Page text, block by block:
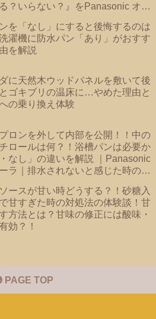
？いらない？』をPanasonic オフ
を「なし」にすると後悔するのは
濯機に防水パン「あり」がおすす
を解説
に天然木ウッドパネルを敷いて後
ゴキブリの温床に…やめた理由と
の乗り換え体験
ロンを外して内部を公開！！中の
ロールは何？！浴槽パンは必要か
・なし」の違いを解説 ｜Panasonic
ラ｜排水されないと感じた時のバ
ースが甘い時どうする？！砂糖入
甘すぎた時の対処法の体験談！甘
方法とは？甘味の修正には酸味・
効？！
PAGE TOP